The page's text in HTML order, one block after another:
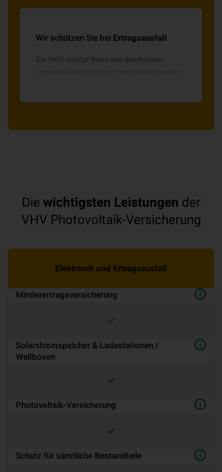
Wir schützen Sie bei Ertragsausfall
Die VHV ersetzt Ihnen den durch einen
Die wichtigsten Leistungen der
VHV Photovoltaik-Versicherung
Elektronik und Ertragsausfall
Minderertrags­ver­si­che­rung
Solarstromspeicher & Ladestationen /
Wallboxen
Pho­to­vol­ta­ik-Ver­si­che­rung
Schutz für sämtliche Bestandteile